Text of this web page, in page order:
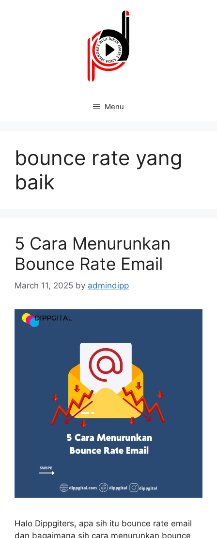
Menu
bounce rate yang
baik
5 Cara Menurunkan
Bounce Rate Email
March 11, 2025 by admindipp
Halo Dippgiters, apa sih itu bounce rate email
dan bagaimana sih cara menurunkan bounce